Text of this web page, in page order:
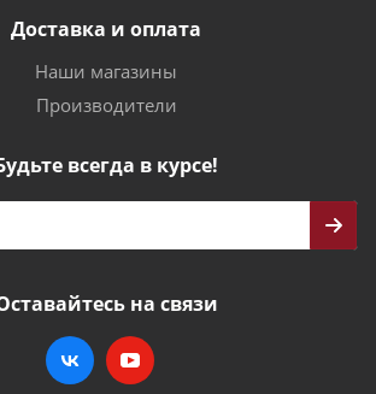
Доставка и оплата
Наши магазины
Производители
всегда в курсе!
на связи